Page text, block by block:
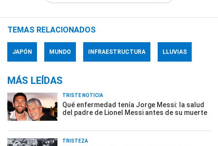
TEMAS RELACIONADOS
JAPÓN MUNDO INFRAESTRUCTURA LLUVIAS
MÁS LEÍDAS
TRISTE NOTICIA
Qué enfermedad tenía Jorge Messi: la salud
del padre de Lionel Messi antes de su muerte
TRISTEZA